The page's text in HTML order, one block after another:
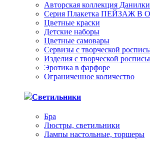
Авторская коллекция
Серия Плакетка ПЕЙЗАЖ
Цветные краски
Детские наборы
Цветные самовары
Сервизы с творческой
Изделия с творческой
Эротика в фарфоре
Ограниченное количество
Светильники
Бра
Люстры, светильники
Лампы настольные, торшеры